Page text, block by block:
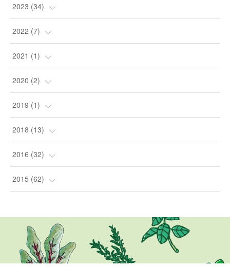
(3)
2023 (34)
(9
(24)
(1
2022 (7)
(1
(4
(1
(1)
2021 (1)
(1
2020 (2)
(2
2019 (1)
(1)
2018 (13)
(5)
(8)
2016 (32)
(3)
(3)
2015 (62)
(16)